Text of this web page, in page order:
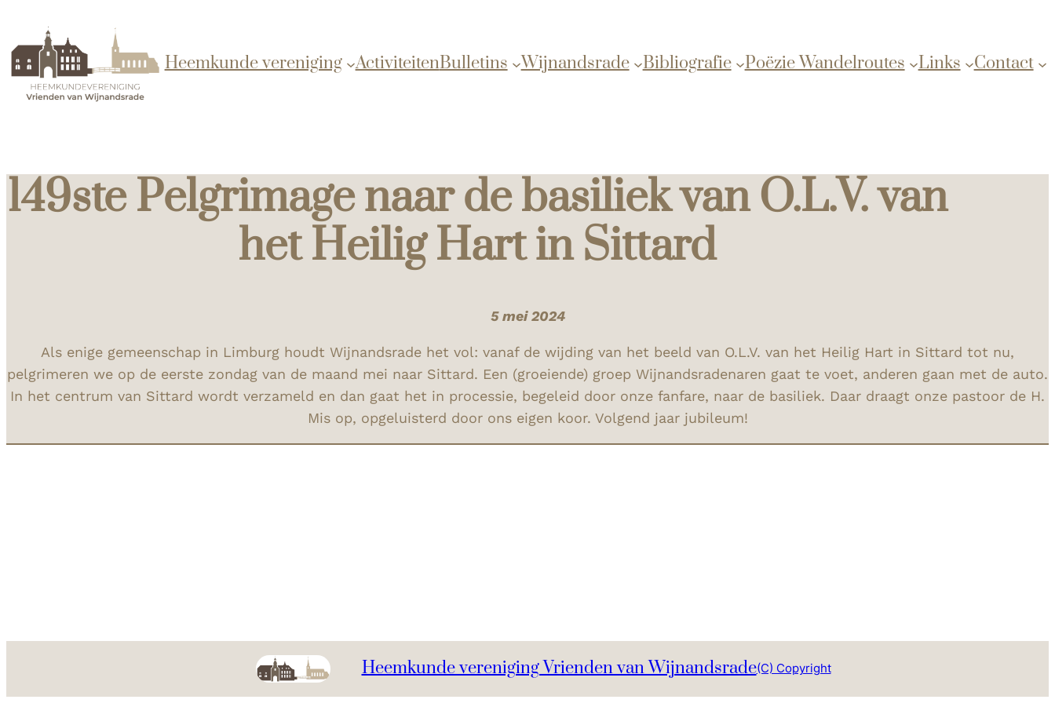
Heemkunde vereniging ActiviteitenBulletins Wijnandsrade Bibliografie Poëzie Wandelroutes Links Contact
149ste Pelgrimage naar de basiliek van O.L.V. van
het Heilig Hart in Sittard
5 mei 2024
Als enige gemeenschap in Limburg houdt Wijnandsrade het vol: vanaf de wijding van het beeld van O.L.V. van het Heilig Hart in Sittard tot nu,
pelgrimeren we op de eerste zondag van de maand mei naar Sittard. Een (groeiende) groep Wijnandsradenaren gaat te voet, anderen gaan met de auto.
In het centrum van Sittard wordt verzameld en dan gaat het in processie, begeleid door onze fanfare, naar de basiliek. Daar draagt onze pastoor de H.
Mis op, opgeluisterd door ons eigen koor. Volgend jaar jubileum!
Heemkunde vereniging Vrienden van Wijnandsrade(C) Copyright